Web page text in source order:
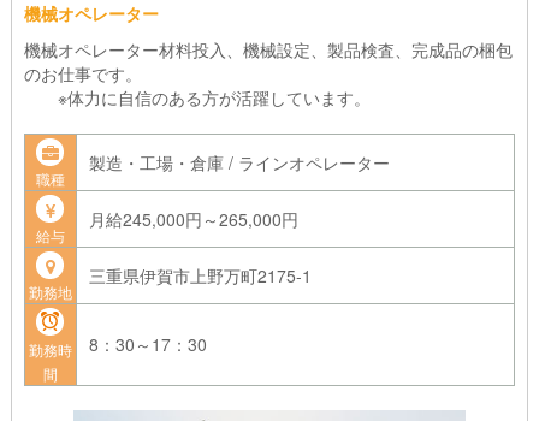
機械オペレーター
機械オペレーター材料投入、機械設定、製品検査、完成品の梱包
のお仕事です。
※体力に自信のある方が活躍しています。
職種
製造・工場・倉庫 / ラインオペレーター
給与
月給245,000円～265,000円
勤務地
三重県伊賀市上野万町2175-1
勤務時
間
8：30～17：30